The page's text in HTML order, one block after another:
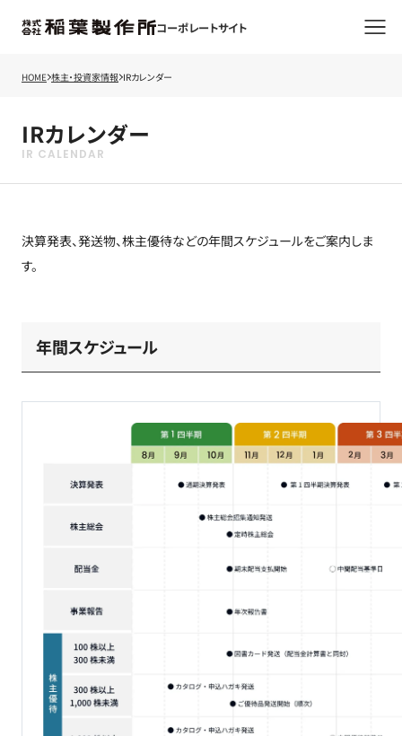
コーポレートサイト
HOME 株主・投資家情報 IRカレンダー
IRカレンダー
決算発表、発送物、株主優待などの年間スケジュールをご案内しま
す。
年間スケジュール